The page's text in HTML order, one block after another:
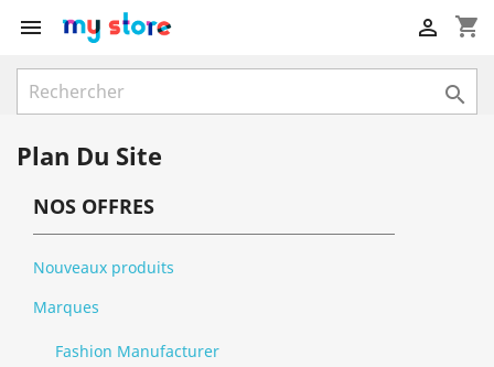
 shopping_cart


Plan Du Site
NOS OFFRES
Nouveaux produits
Marques
Fashion Manufacturer